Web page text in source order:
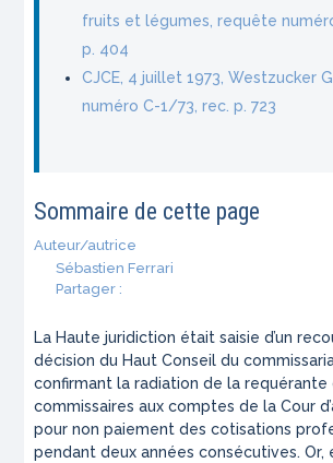
fruits et légumes, requête
p. 404
CJCE, 4 juillet 1973, Westzucker
numéro C-1/73, rec. p. 723
Sommaire de cette page
Auteur/autrice
Sébastien Ferrari
Partager :
La Haute juridiction était saisie d’un
décision du Haut Conseil du
confirmant la radiation de la requérante
commissaires aux comptes de la Cour
pour non paiement des cotisations
pendant deux années consécutives. Or,